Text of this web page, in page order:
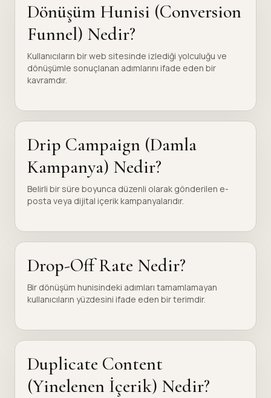
Dönüşüm Hunisi (Conversion
Funnel) Nedir?
Kullanıcıların bir web sitesinde izlediği yolculuğu ve
dönüşümle sonuçlanan adımlarını ifade eden bir
kavramdır.
Drip Campaign (Damla
Kampanya) Nedir?
Belirli bir süre boyunca düzenli olarak gönderilen e-
posta veya dijital içerik kampanyalarıdır.
Drop-Off Rate Nedir?
Bir dönüşüm hunisindeki adımları tamamlamayan
kullanıcıların yüzdesini ifade eden bir terimdir.
Duplicate Content
(Yinelenen İçerik) Nedir?